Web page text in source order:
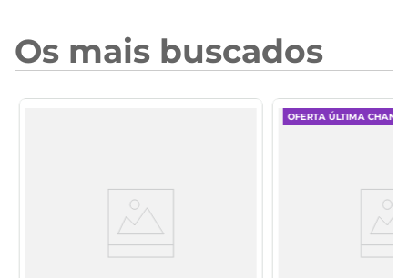
Os mais buscados
OFERTA ÚLTIMA CHANCE